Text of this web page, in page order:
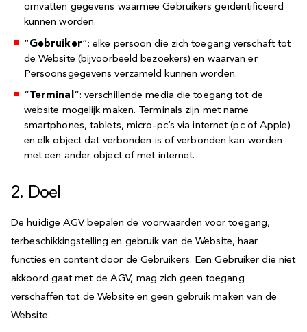
omvatten gegevens waarmee Gebruikers geïdentificeerd
kunnen worden.
“Gebruiker“: elke persoon die zich toegang verschaft tot
de Website (bijvoorbeeld bezoekers) en waarvan er
Persoonsgegevens verzameld kunnen worden.
“ Terminal “: verschillende media die toegang tot de
website mogelijk maken. Terminals zijn met name
smartphones, tablets, micro-pc’s via internet (pc of Apple)
en elk object dat verbonden is of verbonden kan worden
met een ander object of met internet.
2. Doel
De huidige AGV bepalen de voorwaarden voor toegang,
terbeschikkingstelling en gebruik van de Website, haar
functies en content door de Gebruikers. Een Gebruiker die niet
akkoord gaat met de AGV, mag zich geen toegang
verschaffen tot de Website en geen gebruik maken van de
Website.